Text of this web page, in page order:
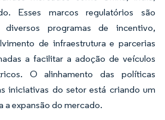
Esses marcos regulatórios são
diversos programas de incentivo,
de infraestrutura e parcerias
a facilitar a adoção de veículos
O alinhamento das políticas
iniciativas do setor está criando um
a expansão do mercado.